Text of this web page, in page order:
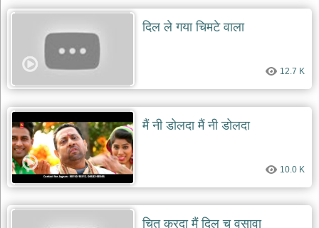
दिल ले गया चिमटे वाला
12.7 K
मैं नी डोलदा मैं नी डोलदा
10.0 K
चित करदा मैं दिल च वसावा